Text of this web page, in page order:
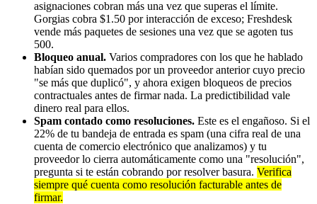
asignaciones cobran más una vez que superas el límite.
Gorgias cobra $1.50 por interacción de exceso; Freshdesk
vende más paquetes de sesiones una vez que se agoten tus
500.
Bloqueo anual. Varios compradores con los que he hablado
habían sido quemados por un proveedor anterior cuyo precio
"se más que duplicó", y ahora exigen bloqueos de precios
contractuales antes de firmar nada. La predictibilidad vale
dinero real para ellos.
Spam contado como resoluciones. Este es el engañoso. Si el
22% de tu bandeja de entrada es spam (una cifra real de una
cuenta de comercio electrónico que analizamos) y tu
proveedor lo cierra automáticamente como una "resolución",
pregunta si te están cobrando por resolver basura. Verifica
siempre qué cuenta como resolución facturable antes de
firmar.